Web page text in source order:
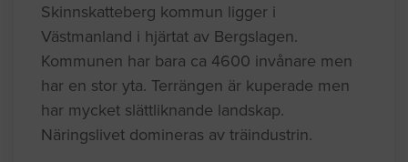
Skinnskatteberg kommun ligger i
Västmanland i hjärtat av Bergslagen.
Kommunen har bara ca 4600 invånare men
har en stor yta. Terrängen är kuperade men
har mycket slättliknande landskap.
Näringslivet domineras av träindustrin.